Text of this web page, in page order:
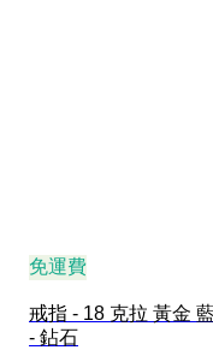
免運費
戒指 - 18 克拉 黃金
- 鉆石